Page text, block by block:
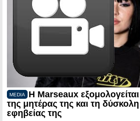
MEDIA
Η Marseaux
της μητέρας της και τη
εφηβείας της